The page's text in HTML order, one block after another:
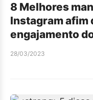
8 Melhores
Instagram afim
engajamento
28/03/2023